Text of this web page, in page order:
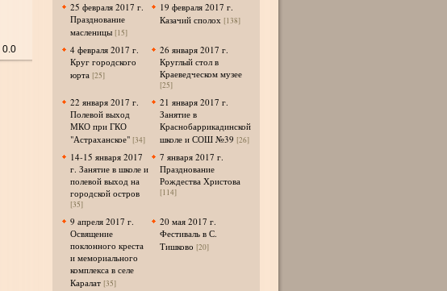
0.0
25 февраля 2017 г.
Празднование
масленицы [15]
19 февраля 2017 г.
Казачий сполох [138]
4 февраля 2017 г.
Круг городского
юрта [25]
26 января 2017 г.
Круглый стол в
Краеведческом музее
[25]
22 января 2017 г.
Полевой выход
МКО при ГКО
"Астраханское" [34]
21 января 2017 г.
Занятие в
Краснобаррикадинской
школе и СОШ №39 [26]
14-15 января 2017
г. Занятие в школе и
полевой выход на
городской остров
[35]
7 января 2017 г.
Празднование
Рождества Христова
[114]
9 апреля 2017 г.
Освящение
поклонного креста
и мемориального
комплекса в селе
Каралат [35]
20 мая 2017 г.
Фестиваль в С.
Тишково [20]